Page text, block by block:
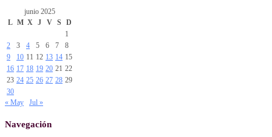
junio 2025
L M X J V S
D
1
2
3 4 5 6 7
8
9
10 11 12 13 14 15
16 17 18 19 20 21 22
23 24 25 26 27 28 29
30
« May
Jul »
Navegación